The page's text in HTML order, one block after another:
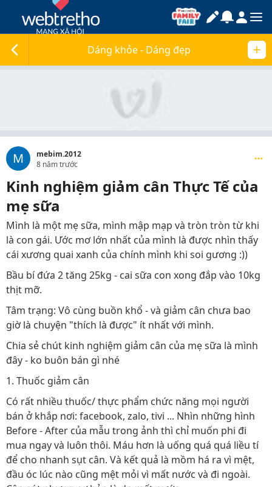
Dáng khỏe - Dáng đẹp
M
mebim.2012
8 năm trước
Kinh nghiệm giảm cân Thực Tế của
mẹ sữa
Mình là một mẹ sữa, mình mập mạp và tròn tròn từ khi
là con gái. Ước mơ lớn nhất của mình là được nhìn thấy
cái xương quai xanh của chính mình khi soi gương :))
Bầu bí đứa 2 tăng 25kg - cai sữa con xong đắp vào 10kg
thịt mỡ.
Tâm trạng: Vô cùng buồn khổ - và giảm cân chưa bao
giờ là chuyện "thích là được" ít nhất với mình.
Chia sẻ chút kinh nghiệm giảm cân của mẹ sữa là mình
đây - ko buôn bán gì nhé
1. Thuốc giảm cân
Có rất nhiều thuốc/ thực phẩm chức năng mọi người
bán ở khắp nơi: facebook, zalo, tivi ... Nhìn những hình
Before - After của mẫu trong ảnh thì chỉ muốn phi đi
mua ngay và luôn thôi. Máu hơn là uống quá quá liều tí
để cho nhanh sụt cân. Và kết quả là mồm há ra vì mệt,
đầu óc lúc nào cũng mệt mỏi vì mất nước và đi ngoài.